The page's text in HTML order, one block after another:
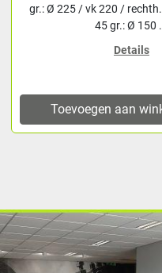
260 x 110 mm